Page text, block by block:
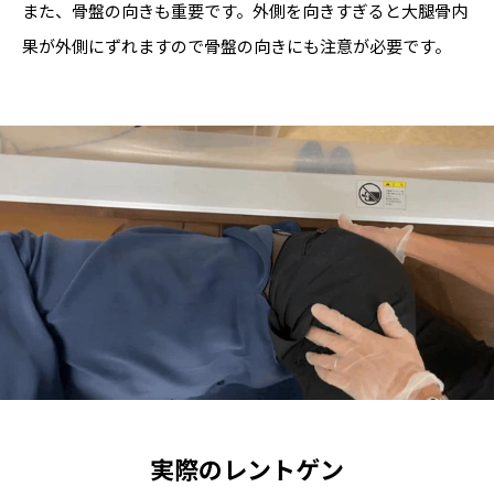
また、骨盤の向きも重要です。外側を向きすぎると大腿骨内
果が外側にずれますので骨盤の向きにも注意が必要です。
実際のレントゲン